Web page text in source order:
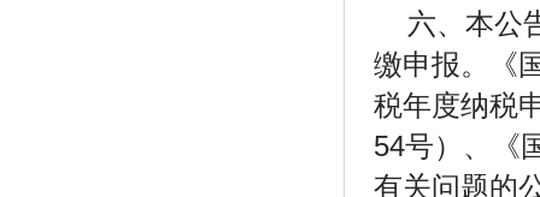
六、本公
缴申报。《
税年度纳税
54号）、《
有关问题的